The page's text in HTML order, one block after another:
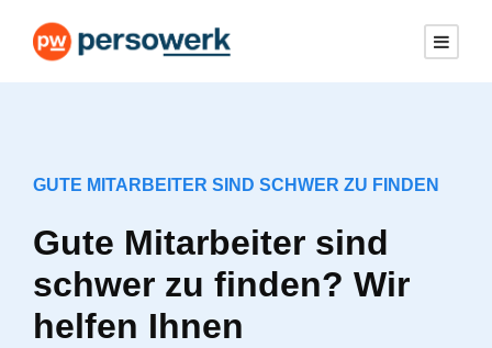
GUTE MITARBEITER SIND SCHWER ZU FINDEN
Gute Mitarbeiter sind
schwer zu finden? Wir
helfen Ihnen